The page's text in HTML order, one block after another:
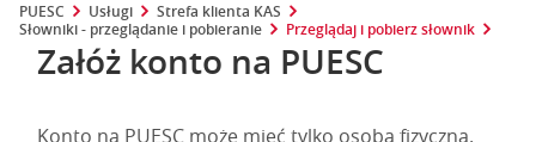
PUESC Usługi
Strefa klienta KAS
Słowniki - przeglądanie i pobieranie
Przeglądaj i pobierz słownik
Załóż konto na PUESC
Konto na PUESC może mieć tylko osoba fizyczna.